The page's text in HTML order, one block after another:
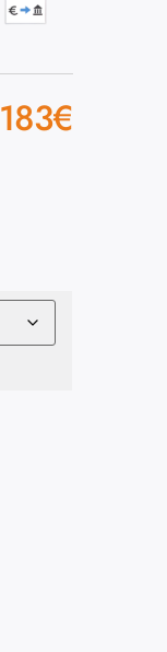
183€